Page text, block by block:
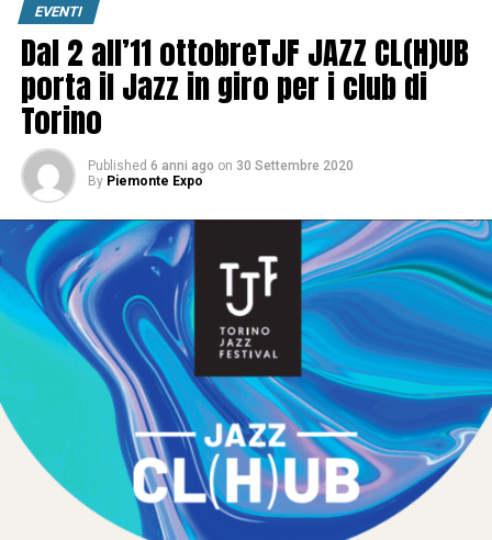
EVENTI
Dal 2 all’11 ottobreTJF JAZZ CL(H)UB
porta il Jazz in giro per i club di
Torino
Published 6 anni ago on 30 Settembre 2020
By Piemonte Expo